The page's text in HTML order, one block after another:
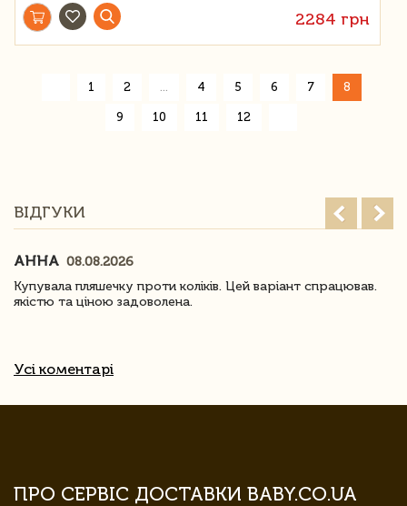
2284 грн
1 2 4 5 6 7 8
9 10 11 12
ВІДГУКИ
АННА 08.08.2026
Купувала пляшечку проти коліків. Цей варіант спрацював.
якістю та ціною задоволена.
Усі коментарі
ПРО СЕРВІС ДОСТАВКИ BABY.CO.UA